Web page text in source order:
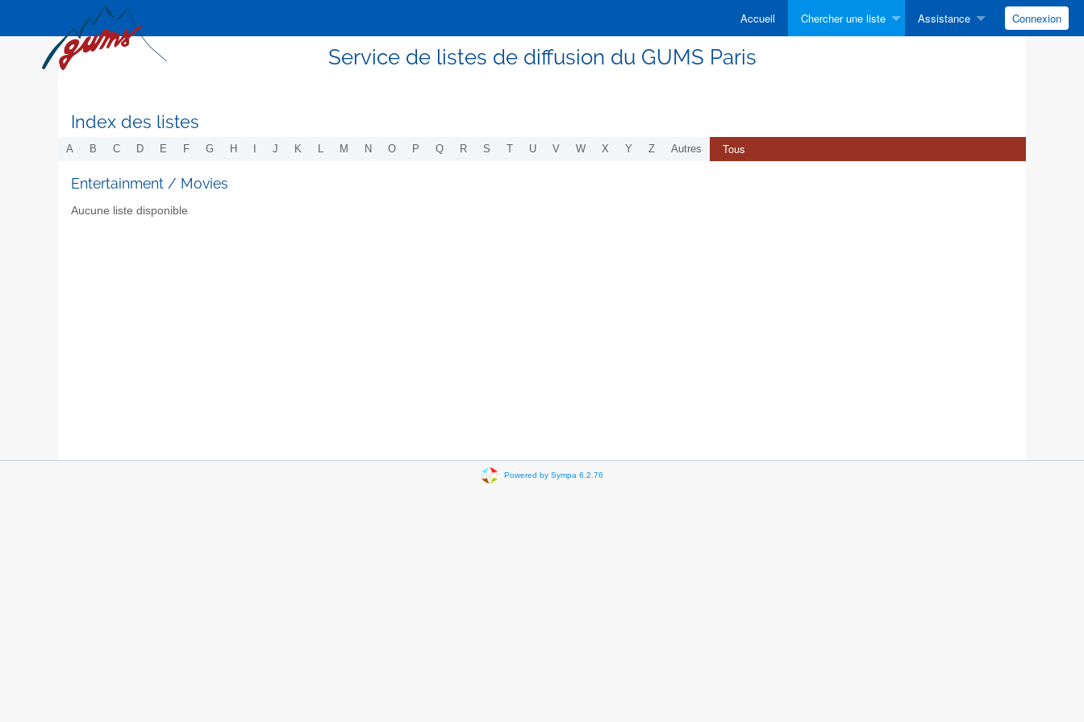
Accueil Chercher une liste Assistance Connexion
Service de listes de diffusion du GUMS Paris
Index des listes
A B C D E F G H J K L M N O P Q R S T U V W X Y Z Autres Tous
Entertainment / Movies
Aucune liste disponible
Powered by Sympa 6.2.76